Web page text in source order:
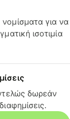
για να
ισοτιμία
δωρεάν